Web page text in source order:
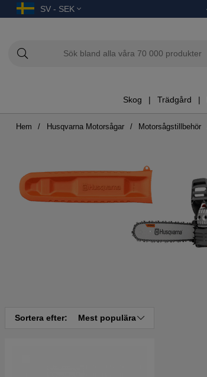
SV - SEK
Skog Trädgård
Hem Husqvarna Motorsågar Motorsågstillbehör
Sortera efter: Mest populära